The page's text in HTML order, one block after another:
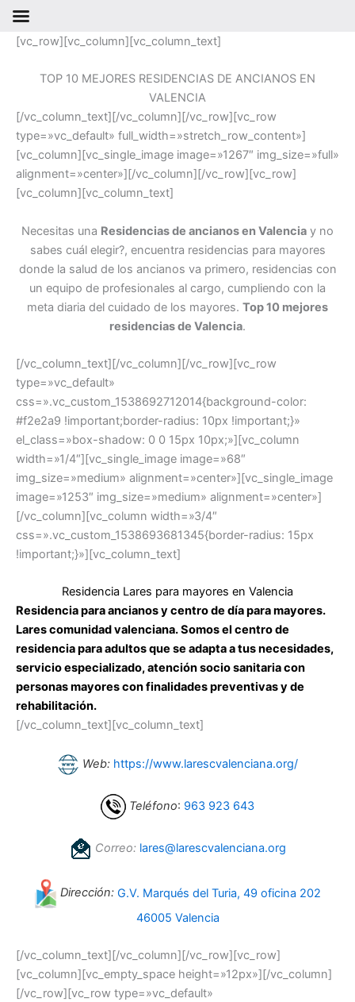
contenido
[vc_row][vc_column][vc_column_text]
TOP 10 MEJORES RESIDENCIAS DE ANCIANOS EN
VALENCIA
[/vc_column_text][/vc_column][/vc_row][vc_row
type=»vc_default» full_width=»stretch_row_content»]
[vc_column][vc_single_image image=»1267″ img_size=»full»
alignment=»center»][/vc_column][/vc_row][vc_row]
[vc_column][vc_column_text]
Necesitas una Residencias de ancianos en Valencia y no
sabes cuál elegir?, encuentra residencias para mayores
donde la salud de los ancianos va primero, residencias con
un equipo de profesionales al cargo, cumpliendo con la
meta diaria del cuidado de los mayores. Top 10 mejores
residencias de Valencia.
[/vc_column_text][/vc_column][/vc_row][vc_row
type=»vc_default»
css=».vc_custom_1538692712014{background-color:
#f2e2a9 !important;border-radius: 10px !important;}»
el_class=»box-shadow: 0 0 15px 10px;»][vc_column
width=»1/4″][vc_single_image image=»68″
img_size=»medium» alignment=»center»][vc_single_image
image=»1253″ img_size=»medium» alignment=»center»]
[/vc_column][vc_column width=»3/4″
css=».vc_custom_1538693681345{border-radius: 15px
!important;}»][vc_column_text]
Residencia Lares para mayores en Valencia
Residencia para ancianos y centro de día para mayores.
Lares comunidad valenciana. Somos el centro de
residencia para adultos que se adapta a tus necesidades,
servicio especializado, atención socio sanitaria con
personas mayores con finalidades preventivas y de
rehabilitación.
[/vc_column_text][vc_column_text]
Web: https://www.larescvalenciana.org/
Teléfono: 963 923 643
Correo: lares@larescvalenciana.org
Dirección: G.V. Marqués del Turia, 49 oficina 202
46005 Valencia
[/vc_column_text][/vc_column][/vc_row][vc_row]
[vc_column][vc_empty_space height=»12px»][/vc_column]
[/vc_row][vc_row type=»vc_default»